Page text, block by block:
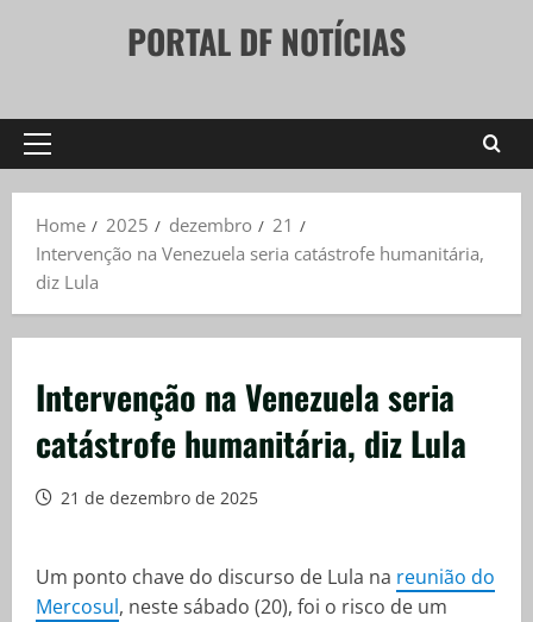
PORTAL DF NOTÍCIAS
Primary
Home
2025 dezembro
21
Intervenção na Venezuela seria catástrofe humanitária,
diz Lula
Intervenção na Venezuela seria
catástrofe humanitária, diz Lula
21 de dezembro de 2025
Um ponto chave do discurso de Lula na reunião do
Mercosul, neste sábado (20), foi o risco de um